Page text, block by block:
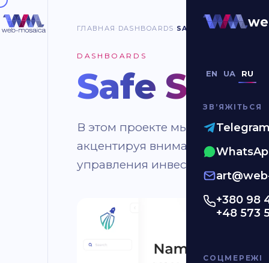
EN UA RU
ЗВʼЯЖІТЬСЯ
+380 98
+48 573
СОЦМЕРЕЖІ
ГЛАВНАЯ DASHBOARDS SAFE SPACE
DASHBOARDS
Safe
В этом проекте мы
акцентируя внимание на
управления инвестициями.